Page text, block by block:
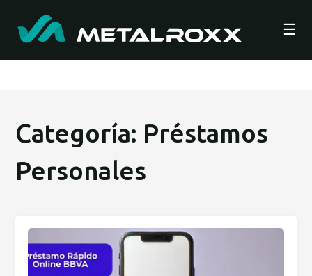
☰
Categoría: Préstamos
Personales